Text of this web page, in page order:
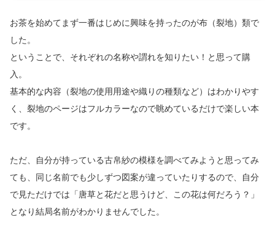
お茶を始めてまず一番はじめに興味を持ったのが布（裂地）類で
した。
ということで、それぞれの名称や謂れを知りたい！と思って購
入。
基本的な内容（裂地の使用用途や織りの種類など）はわかりやす
く、裂地のページはフルカラーなので眺めているだけで楽しい本
です。
ただ、自分が持っている古帛紗の模様を調べてみようと思ってみ
ても、同じ名前でも少しずつ図案が違っていたりするので、自分
で見ただけでは「唐草と花だと思うけど、この花は何だろう？」
となり結局名前がわかりませんでした。